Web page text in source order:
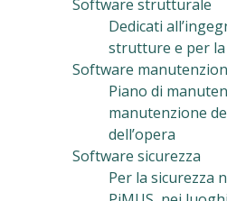
Software strutturale
Dedicati
strutture e per la
Software
Piano di
manutenzione
dell’opera
Software sicurezza
Per la sicurezza